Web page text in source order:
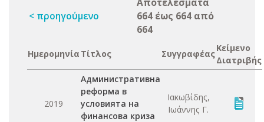
< προηγούμενο
664 έως 664 από
664
Ημερομηνία Τίτλος Συγγραφέας
Κείμενο
Διατριβής
2019
Административна
реформа в
условията на
финансова криза
Ιακωβίδης,
Ιωάννης Γ.